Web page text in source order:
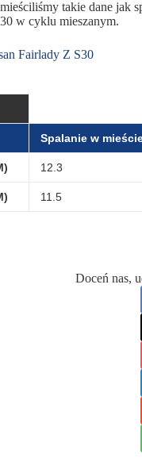
takie dane jak
w cyklu mieszanym.
Fairlady Z S30
Spalanie w
12.3
11.5
Doceń nas,